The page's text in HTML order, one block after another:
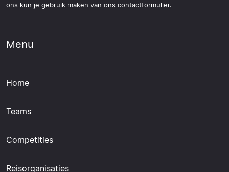
ons kun je gebruik maken van ons contactformulier.
Menu
Home
Teams
Competities
Reisorganisaties